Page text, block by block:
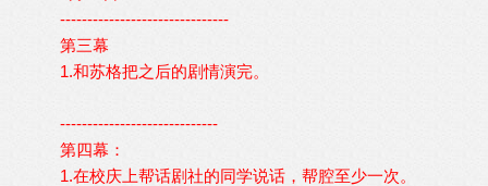
-------------------------------
第三幕
1.和苏格把之后的剧情演完。
-----------------------------
第四幕：
1.在校庆上帮话剧社的同学说话，帮腔至少一次。